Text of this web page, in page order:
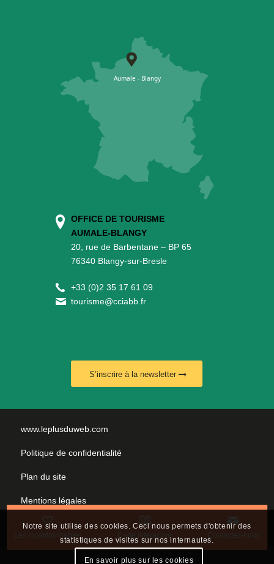
Les incontournables Carte interactive Contactez-nous
OFFICE DE TOURISME
AUMALE-BLANGY
20, rue de Barbentane – BP 65
76340 Blangy-sur-Bresle
+33 (0)2 35 17 61 09
tourisme@cciabb.fr
S’inscrire à la newsletter
www.leplusduweb.com
Politique de confidentialité
Plan du site
Mentions légales
Nous contacter
Notre site utilise des cookies. Ceci nous permets d'obtenir des
statistiques de visites sur nos internautes.
En savoir plus sur les cookies